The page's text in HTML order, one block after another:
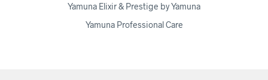
Yamuna Elixir & Prestige by Yamuna
Yamuna Professional Care